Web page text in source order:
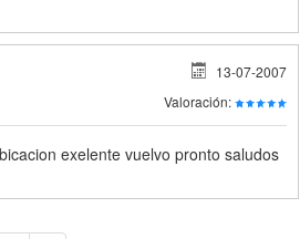
13-07-2007
Valoración:
exelente vuelvo pronto saludos